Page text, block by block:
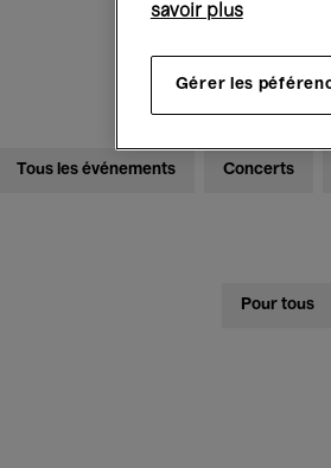
Tous les événements Concerts
Pour tous
savoir plus
Gérer les